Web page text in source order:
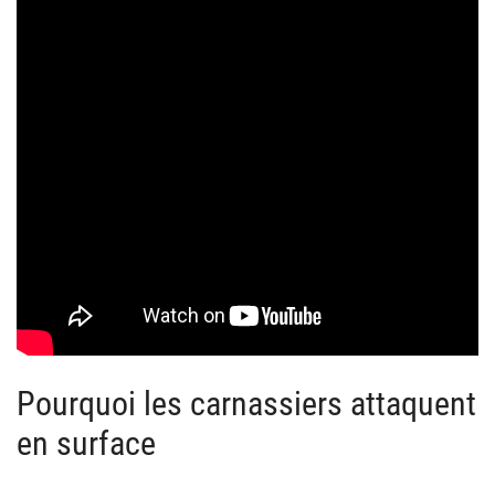
Pourquoi les carnassiers attaquent
en surface